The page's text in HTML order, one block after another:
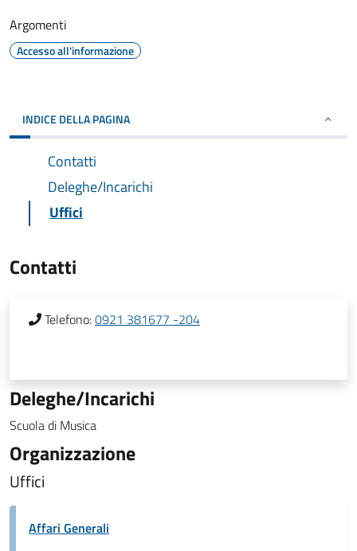
Argomenti
Accesso all'informazione
INDICE DELLA PAGINA
Contatti
Deleghe/Incarichi
Uffici
Contatti
Telefono:0921 381677 -204
Deleghe/Incarichi
Scuola di Musica
Organizzazione
Uffici
Affari Generali